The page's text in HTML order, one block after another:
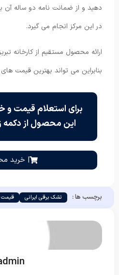
دهید و از ضمانت نامه دو ساله آن
در این مرکز انجام می گیرد.
ارائه محصول مستقیم از کارخانه
بنابراین می تواند بهترین قیمت
برای استعلام قیمت و
این محصول از دکمه
| خرید
برچسب ها : تشک برقی ایرانی